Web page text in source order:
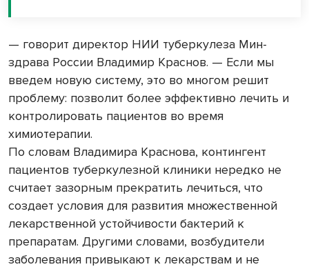
— говорит директор НИИ туберкулеза Мин­
здрава России Владимир Краснов. — Если мы
введем новую систему, это во многом решит
проблему: позволит более эффективно лечить и
контролировать пациентов во время
химиотерапии.
По словам Владимира Краснова, контингент
пациентов туберкулезной клиники нередко не
считает зазорным прекратить лечиться, что
создает условия для развития множественной
лекарственной устойчивости бактерий к
препаратам. Другими словами, возбудители
заболевания привыкают к лекарствам и не